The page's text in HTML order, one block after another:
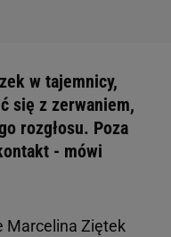
w tajemnicy,
się z zerwaniem,
rozgłosu. Poza
- mówi
Marcelina Ziętek